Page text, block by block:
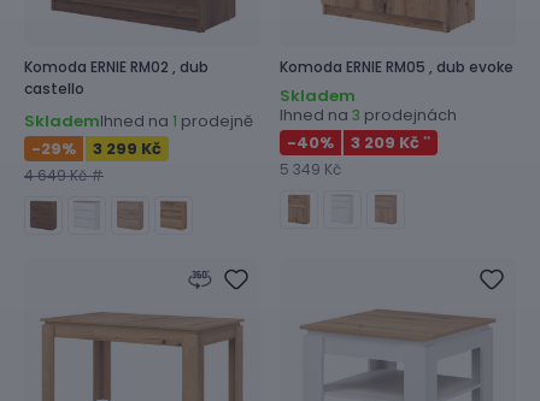
Komoda ERNIE RM02 , dub
castello
SklademIhned na 1 prodejně
-29% 3 299 Kč
4 649 Kč #
Komoda ERNIE RM05 , dub evoke
Skladem
Ihned na 3 prodejnách
-40% 3 209 Kč **
5 349 Kč